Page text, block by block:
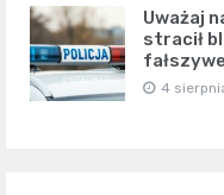
Uważaj
stracił
4